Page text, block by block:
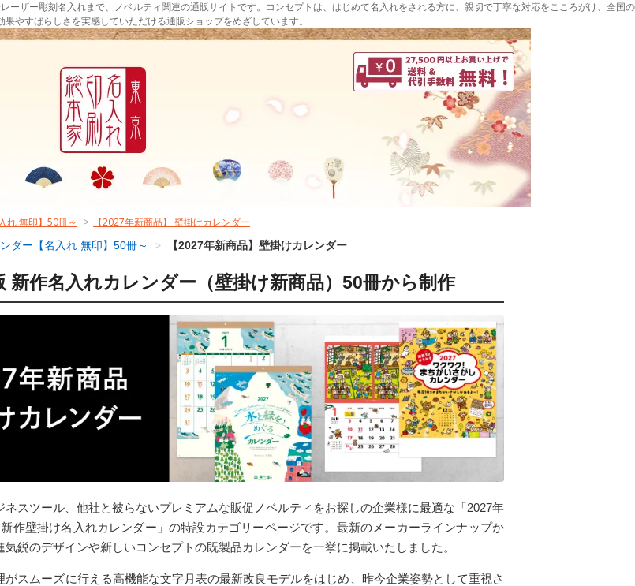
ザー彫刻名入れまで、ノベルティ関連の通販サイトです。コンセプトは、はじめて名入れをされる方に、親切で丁寧な対応をこころがけ、全国の
果やすばらしさを実感していただける通販ショップをめざしています。
れ 無印】50冊～ > 【2027年新商品】 壁掛けカレンダー
ダー【名入れ 無印】50冊～ > 【2027年新商品】壁掛けカレンダー
新作名入れカレンダー（壁掛け新商品）50冊から制作
ネスツール、他社と被らないプレミアムな販促ノベルティをお探しの企業様に最適な「2027年
作壁掛け名入れカレンダー」の特設カテゴリーページです。最新のメーカーラインナップか
気鋭のデザインや新しいコンセプトの既製品カレンダーを一挙に掲載いたしました。
がスムーズに行える高機能な文字月表の最新改良モデルをはじめ、昨今企業姿勢として重視さ